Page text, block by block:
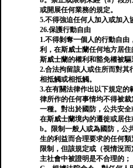
或開展任何業務的規定。
5.不得強迫任何人加入或加入
26.保護行動自由
1.不得剝奪一個人的行動自
利，在斯威士蘭任何地方居
斯威士蘭的權利和豁免權被驅
2.合法拘留該人或住所而對
相抵觸或相抵觸。
3.在有關法律作出以下規定
律所作的任何事情均不得被
一種。對出於國防，公共安
在斯威士蘭境內的遷徙或居
b。限制一般人或為國防，公
生的利益而合理要求的任何
限制，但該規定或（視情況
主社會中被證明是不合理的；